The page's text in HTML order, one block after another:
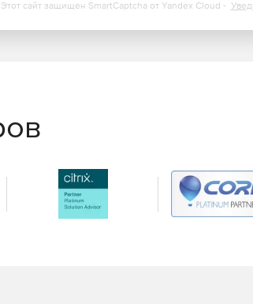
Этот сайт защищен SmartCaptcha от Yandex Cloud -